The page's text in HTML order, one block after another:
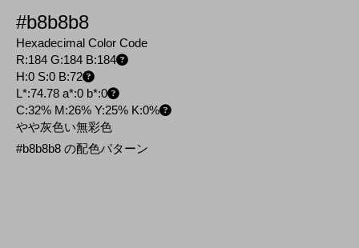
#b8b8b8
Hexadecimal Color Code
R:184 G:184 B:184
H:0 S:0 B:72
L*:74.78 a*:0 b*:0
C:32% M:26% Y:25% K:0%
やや灰色い無彩色
#b8b8b8 の配色パターン